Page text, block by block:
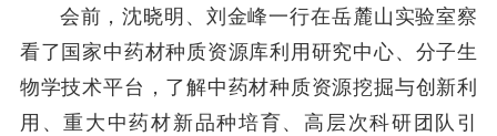
会前，沈晓明、刘金峰一行在岳麓山实验室察
看了国家中药材种质资源库利用研究中心、分子生
物学技术平台，了解中药材种质资源挖掘与创新利
用、重大中药材新品种培育、高层次科研团队引